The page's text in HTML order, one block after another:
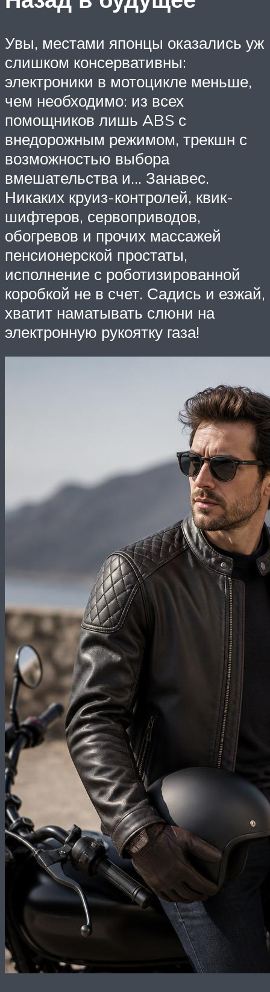
Увы, местами японцы оказались уж
слишком консервативны:
электроники в мотоцикле меньше,
чем необходимо: из всех
помощников лишь ABS с
внедорожным режимом, трекшн с
возможностью выбора
вмешательства и… Занавес.
Никаких круиз-контролей, квик-
шифтеров, сервоприводов,
обогревов и прочих массажей
пенсионерской простаты,
исполнение с роботизированной
коробкой не в счет. Садись и езжай,
хватит наматывать слюни на
электронную рукоятку газа!